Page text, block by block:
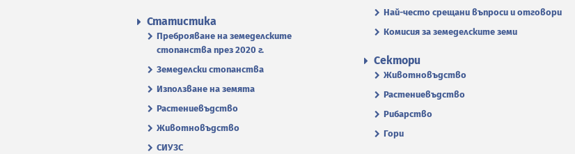
Най-често срещани въпроси и отговори
Комисия за земеделските земи
Статистика
Преброяване на земеделските
стопанства през 2020 г.
Земеделски стопанства
Използване на земята
Растениевъдство
Животновъдство
СИУЗС
Сектори
Животновъдство
Растениевъдство
Рибарство
Гори